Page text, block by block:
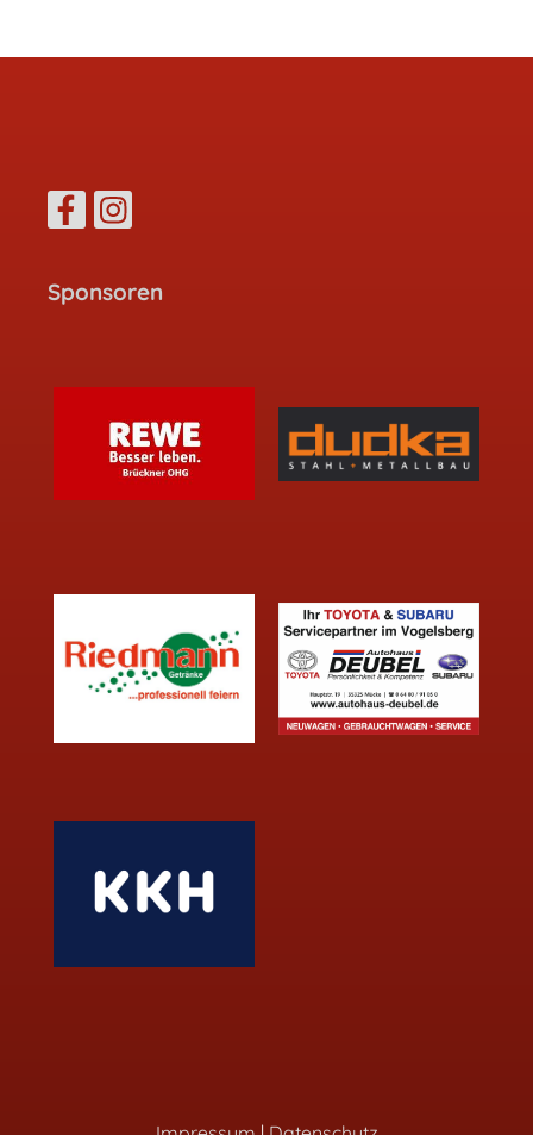
Sponsoren